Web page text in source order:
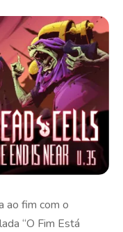
ao fim com o
“O Fim Está